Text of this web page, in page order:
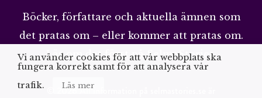
Böcker, författare och aktuella ämnen som
det pratas om – eller kommer att pratas om.
Läs om det först på SelmaStories.
© 2026 All information på selmastories.se är
Vi använder cookies för att vår webbplats ska
fungera korrekt samt för att analysera vår
trafik.
Läs mer